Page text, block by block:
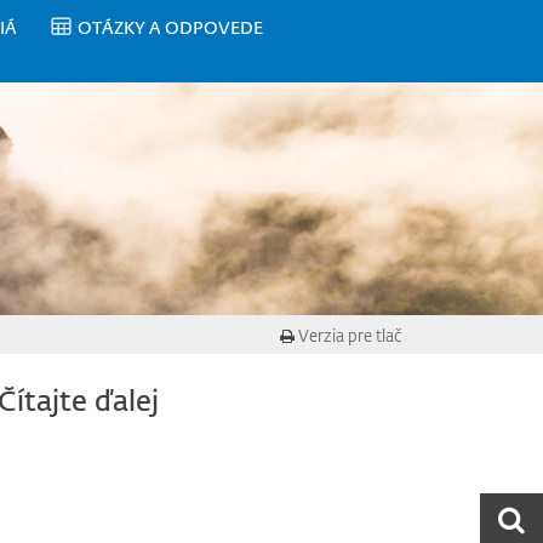
OTÁZKY A ODPOVEDE
Verzia pre tlač
ďalej